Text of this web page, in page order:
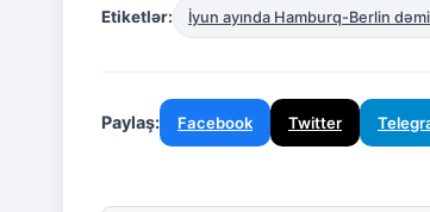
Etiketlər: İyun ayında Hamburq-Berlin
Paylaş: Facebook Twitter